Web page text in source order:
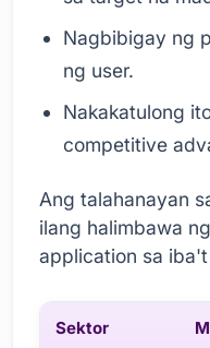
Nagbibigay ng
ng user.
Nakakatulong
competitive
Ang talahanayan
ilang halimbawa
application sa
Sektor